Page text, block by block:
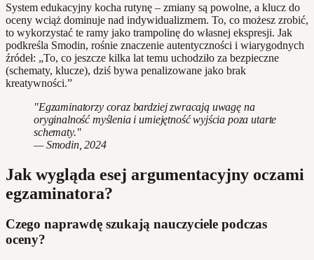
System edukacyjny kocha rutynę – zmiany są powolne, a klucz do
oceny wciąż dominuje nad indywidualizmem. To, co możesz zrobić,
to wykorzystać te ramy jako trampolinę do własnej ekspresji. Jak
podkreśla Smodin, rośnie znaczenie autentyczności i wiarygodnych
źródeł: „To, co jeszcze kilka lat temu uchodziło za bezpieczne
(schematy, klucze), dziś bywa penalizowane jako brak
kreatywności.”
"Egzaminatorzy coraz bardziej zwracają uwagę na
oryginalność myślenia i umiejętność wyjścia poza utarte
schematy."
— Smodin, 2024
Jak wygląda esej argumentacyjny oczami
egzaminatora?
Czego naprawdę szukają nauczyciele podczas
oceny?